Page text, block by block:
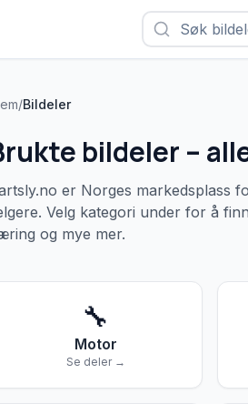
/Bildeler
bildeler –
er Norges markedsplass
Velg kategori under for å
og mye mer.
🔧
Motor
Se deler →